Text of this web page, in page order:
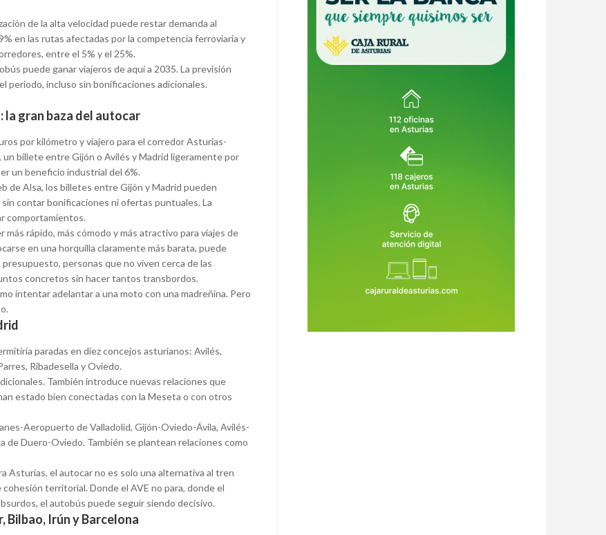
de la alta velocidad puede restar demanda al
en las rutas afectadas por la competencia ferroviaria y
entre el 5% y el 25%.
puede ganar viajeros de aquí a 2035. La previsión
periodo, incluso sin bonificaciones adicionales.
la gran baza del autocar
por kilómetro y viajero para el corredor Asturias-
billete entre Gijón o Avilés y Madrid ligeramente por
un beneficio industrial del 6%.
de Alsa, los billetes entre Gijón y Madrid pueden
contar bonificaciones ni ofertas puntuales. La
comportamientos.
rápido, más cómodo y más atractivo para viajes de
en una horquilla claramente más barata, puede
personas que no viven cerca de las
concretos sin hacer tantos transbordos.
intentar adelantar a una moto con una madreñina. Pero
paradas en diez concejos asturianos: Avilés,
Ribadesella y Oviedo.
También introduce nuevas relaciones que
estado bien conectadas con la Meseta o con otros
Aeropuerto de Valladolid, Gijón-Oviedo-Ávila, Avilés-
de Duero-Oviedo. También se plantean relaciones como
Asturias, el autocar no es solo una alternativa al tren
territorial. Donde el AVE no para, donde el
el autobús puede seguir siendo decisivo.
Bilbao, Irún y Barcelona